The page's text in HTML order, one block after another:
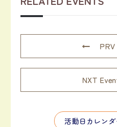
NXT
活動日カレンダ